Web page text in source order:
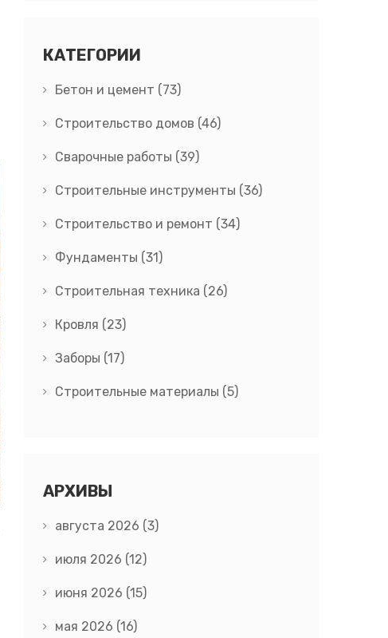
КАТЕГОРИИ
Бетон и цемент (73)
Строительство домов (46)
Сварочные работы (39)
Строительные инструменты (36)
Строительство и ремонт (34)
Фундаменты (31)
Строительная техника (26)
Кровля (23)
Заборы (17)
Строительные материалы (5)
АРХИВЫ
августа 2026 (3)
июля 2026 (12)
июня 2026 (15)
мая 2026 (16)